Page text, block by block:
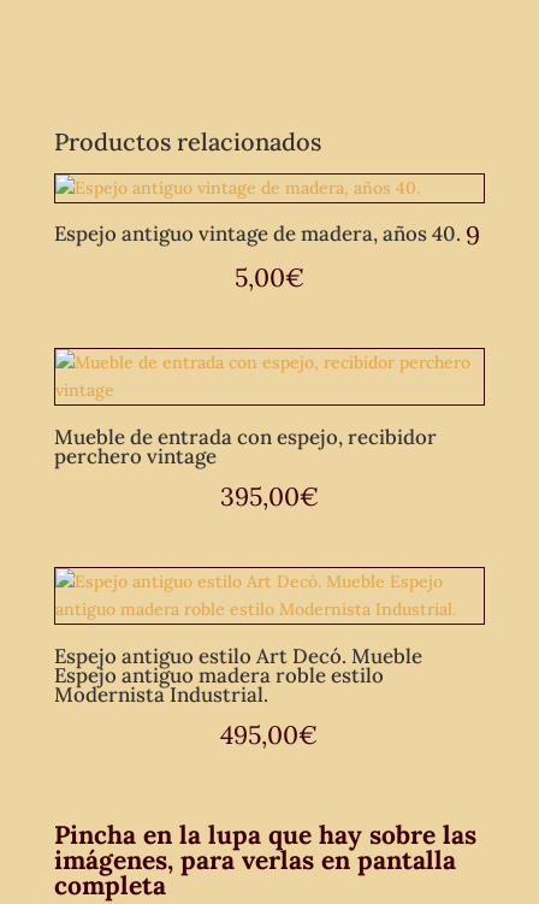
Productos relacionados
Espejo antiguo vintage de madera, años 40. 9
5,00€
Mueble de entrada con espejo, recibidor
perchero vintage
395,00€
Espejo antiguo estilo Art Decó. Mueble
Espejo antiguo madera roble estilo
Modernista Industrial.
495,00€
Pincha en la lupa que hay sobre las
imágenes, para verlas en pantalla
completa